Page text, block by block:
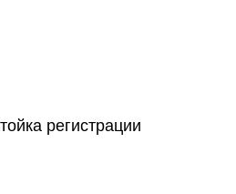
регистрации